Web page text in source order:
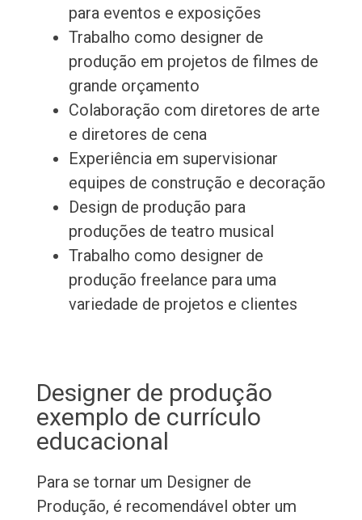
para eventos e exposições
Trabalho como designer de
produção em projetos de filmes de
grande orçamento
Colaboração com diretores de arte
e diretores de cena
Experiência em supervisionar
equipes de construção e decoração
Design de produção para
produções de teatro musical
Trabalho como designer de
produção freelance para uma
variedade de projetos e clientes
Designer de produção
exemplo de currículo
educacional
Para se tornar um Designer de
Produção, é recomendável obter um